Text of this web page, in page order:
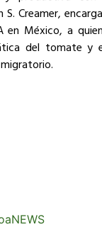
S. Creamer,
en México, a
del tomate y